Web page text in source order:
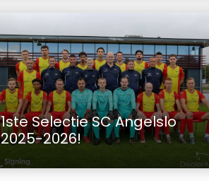
1ste Selectie SC Angelslo
2025-2026!